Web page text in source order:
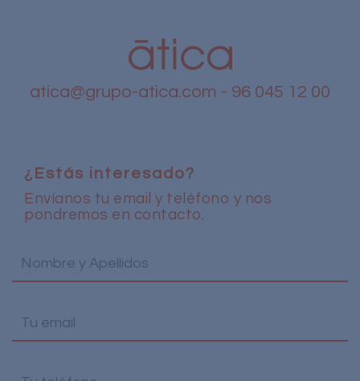
atica@grupo-atica.com - 96 045 12 00
¿Estás interesado?
Envíanos tu email y teléfono y nos
pondremos en contacto.